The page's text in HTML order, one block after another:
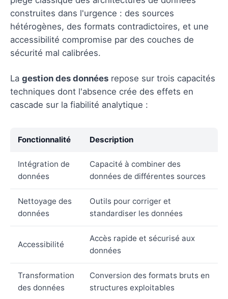
construites dans l'urgence : des sources
hétérogènes, des formats contradictoires, et une
accessibilité compromise par des couches de
sécurité mal calibrées.
La gestion des données repose sur trois capacités
techniques dont l'absence crée des effets en
cascade sur la fiabilité analytique :
Fonctionnalité Description
Intégration de
données
Capacité à combiner des
données de différentes sources
Nettoyage des
données
Outils pour corriger et
standardiser les données
Accessibilité
Accès rapide et sécurisé aux
données
Transformation
des données
Conversion des formats bruts en
structures exploitables